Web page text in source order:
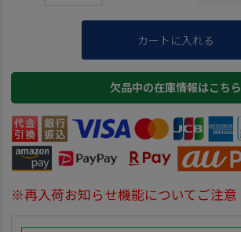
カートに入れる
欠品中の在庫情報はこちら
※再入荷お知らせ機能についてご注意